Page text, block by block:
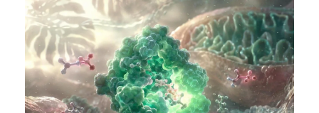
Tiếng Việt
Tagalog
ไทย
ဗမာစာ
ភាសាខ្មែរ